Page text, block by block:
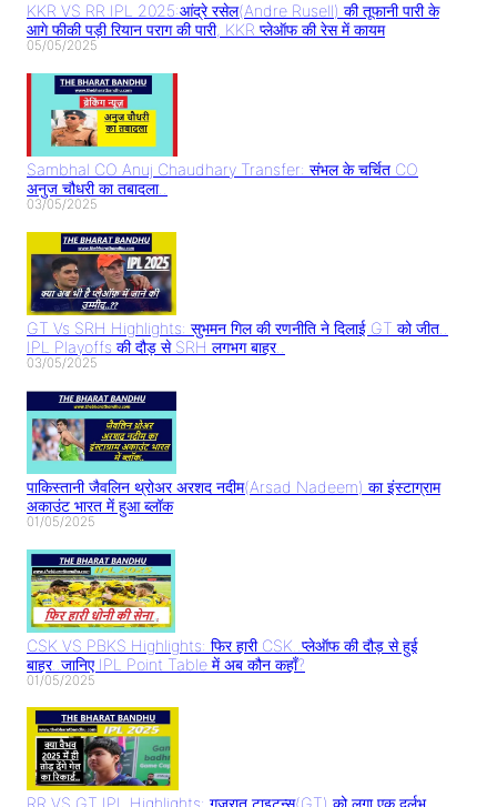
KKR VS RR IPL 2025:आंद्रे रसेल(Andre Rusell) की तूफानी पारी के
आगे फीकी पड़ी रियान पराग की पारी, KKR प्लेऑफ की रेस में कायम
05/05/2025
Sambhal CO Anuj Chaudhary Transfer: संभल के चर्चित CO
अनुज चौधरी का तबादला..
03/05/2025
GT Vs SRH Highlights: सुभमन गिल की रणनीति ने दिलाई GT को जीत..
IPL Playoffs की दौड़ से SRH लगभग बाहर..
03/05/2025
पाकिस्तानी जैवलिन थ्रोअर अरशद नदीम(Arsad Nadeem) का इंस्टाग्राम
अकाउंट भारत में हुआ ब्लॉक
01/05/2025
CSK VS PBKS Highlights: फिर हारी CSK..प्लेऑफ की दौड़ से हुई
बाहर..जानिए IPL Point Table में अब कौन कहाँ?
01/05/2025